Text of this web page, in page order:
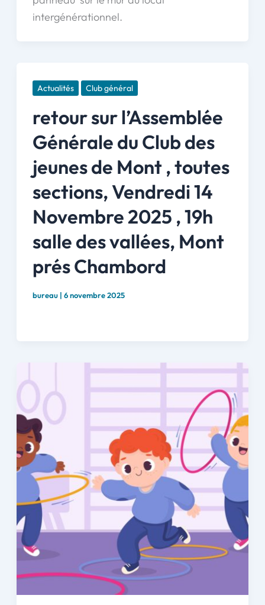
intergénérationnel.
Actualités Club général
retour sur l’Assemblée
Générale du Club des
jeunes de Mont , toutes
sections, Vendredi 14
Novembre 2025 , 19h
salle des vallées, Mont
prés Chambord
bureau | 6 novembre 2025